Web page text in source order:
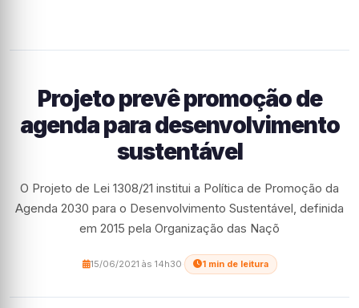
Projeto prevê promoção de
agenda para desenvolvimento
sustentável
O Projeto de Lei 1308/21 institui a Política de Promoção da
Agenda 2030 para o Desenvolvimento Sustentável, definida
em 2015 pela Organização das Naçõ
15/06/2021 às 14h30 1 min de leitura